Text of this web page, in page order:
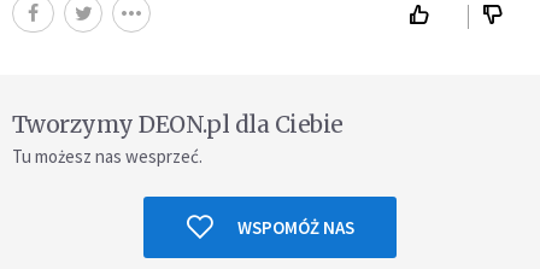
Tworzymy DEON.pl dla Ciebie
Tu możesz nas wesprzeć.
WSPOMÓŻ NAS